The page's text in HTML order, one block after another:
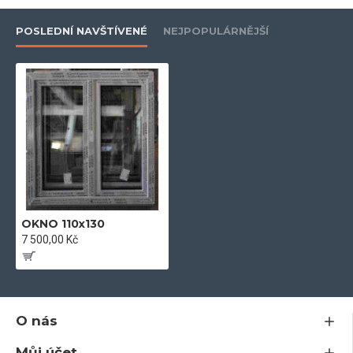
- dodáváme včetně kotev a kování
- 5-ti komorový profil
- kování Maco
- součinitel tepelného prostupu skla U =1 W/m 2k
- plastový profil stavební hloubky 71 mm
POSLEDNÍ NAVŠTÍVENÉ NEJPOPULÁRNĚJŠÍ
OKNO 110x130
7 500,00 Kč
O nás